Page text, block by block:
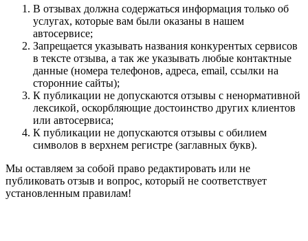
В отзывах должна содержаться информация только об
услугах, которые вам были оказаны в нашем
автосервисе;
Запрещается указывать названия конкурентых сервисов
в тексте отзыва, а так же указывать любые контактные
данные (номера телефонов, адреса, email, ссылки на
сторонние сайты);
К публикации не допускаются отзывы с ненормативной
лексикой, оскорбляющие достоинство других клиентов
или автосервиса;
К публикации не допускаются отзывы с обилием
символов в верхнем регистре (заглавных букв).
Мы оставляем за собой право редактировать или не
публиковать отзыв и вопрос, который не соответствует
установленным правилам!